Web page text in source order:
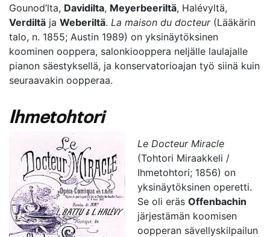
Gounod’lta, Davidilta, Meyerbeeriltä, Halévyltä,
Verdiltä ja Weberiltä. La maison du docteur(Lääkärin
talo, n. 1855; Austin 1989) on yksinäytöksinen
koominen ooppera, salonkiooppera neljälle laulajalle
pianon säestyksellä, ja konservatorioajan työ siinä kuin
seuraavakin oopperaa.
Ihmetohtori
Le Docteur Miracle
(Tohtori Miraakkeli /
Ihmetohtori; 1856) on
yksinäytöksinen operetti.
Se oli eräs Offenbachin
järjestämän koomisen
oopperan sävellyskilpailun